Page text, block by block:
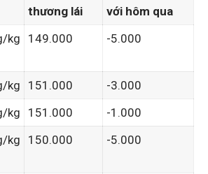
thương lái
với hôm qua
kg 149.000 -5.000
kg 151.000
-3.000
kg 151.000
-1.000
kg 150.000 -5.000